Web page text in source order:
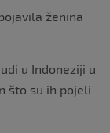
ženina
u Indoneziji u
što su ih pojeli